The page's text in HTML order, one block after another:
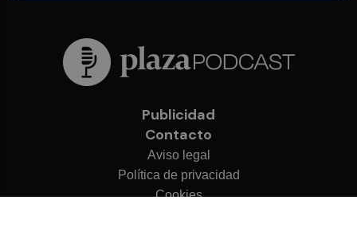
Publicidad
Contacto
Aviso legal
Política de privacidad
Cookies